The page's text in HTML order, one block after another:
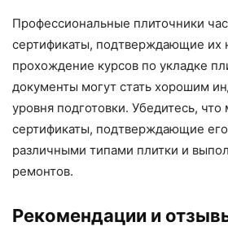
Профессиональные плиточники
сертификаты, подтверждающие их
прохождение курсов по укладке
документы могут стать хорошим
уровня подготовки. Убедитесь,
сертификаты, подтверждающие
различными типами плитки и
ремонтов.
Рекомендации и